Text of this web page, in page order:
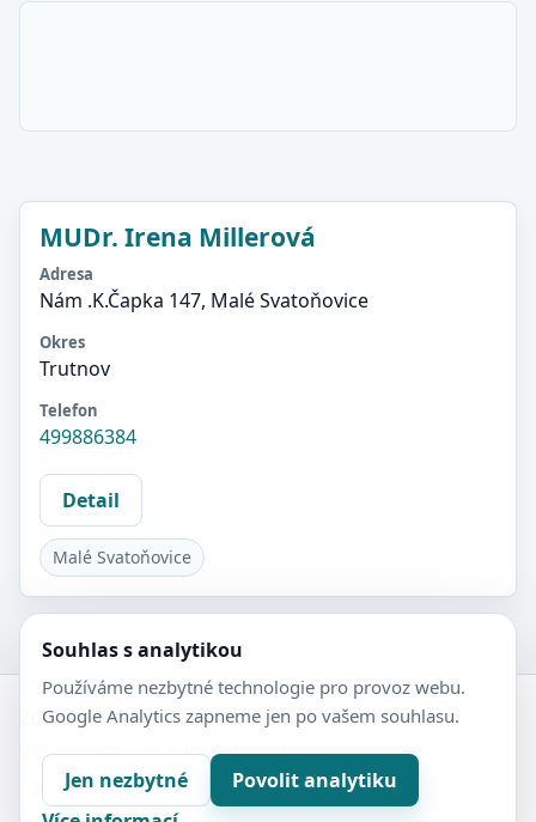
MUDr. Irena Millerová
Adresa
Nám .K.Čapka 147, Malé Svatoňovice
Okres
Trutnov
Telefon
499886384
Detail
Malé Svatoňovice
Zubní-lékaři.cz
Veřejný adresář zubních ordinací.
Kontakt
Nastavení soukromí
Souhlas s analytikou
Používáme nezbytné technologie pro provoz webu.
Google Analytics zapneme jen po vašem souhlasu.
Jen nezbytné
Povolit analytiku